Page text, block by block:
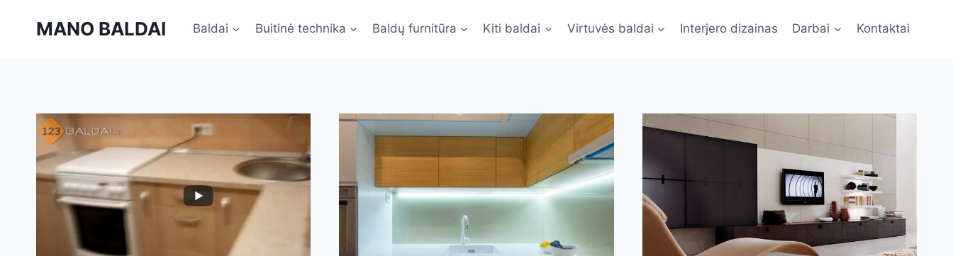
MANO BALDAI Baldai Buitinė technika Baldų furnitūra Kiti baldai Virtuvės baldai Interjero dizainas Darbai Kontaktai